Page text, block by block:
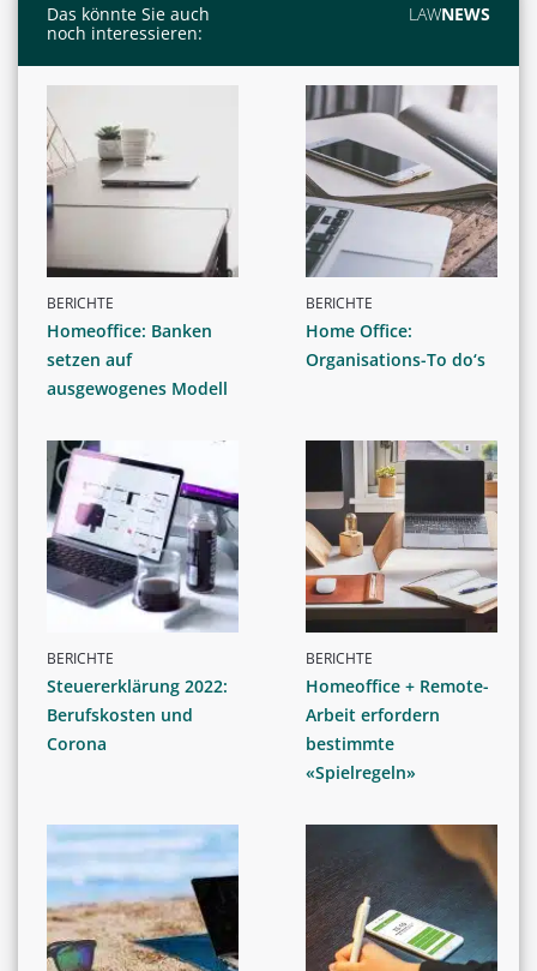
Das könnte Sie auch
noch interessieren:
LAWNEWS
BERICHTE
Homeoffice: Banken
setzen auf
ausgewogenes Modell
BERICHTE
Home Office:
Organisations-To do‘s
BERICHTE
Steuererklärung 2022:
Berufskosten und
Corona
BERICHTE
Homeoffice + Remote-
Arbeit erfordern
bestimmte
«Spielregeln»